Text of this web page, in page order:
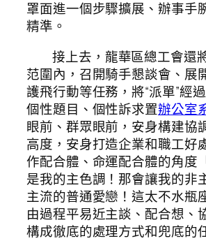
罩面進一個步驟擴展、辦事手
精準。
接上去，龍華區總工會還
范圍內，召開騎手懇談會、展
護飛行動等任務，將“派單”經
個性題目、個性訴求置辦公室
眼前、群眾眼前，安身構建協
高度，安身打造企業和職工好
作配合體、命運配合體的角度
是我的主色調！那會讓我的非
主流的普通愛戀！這太不水瓶
由過程平易近主談、配合想、
構成徹底的處理方式和兜底的